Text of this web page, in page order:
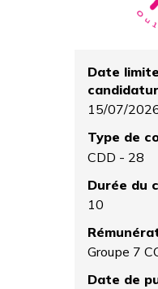
Date
15/07/
Type de
CDD - 28
Durée du
10
Groupe 7
Date de